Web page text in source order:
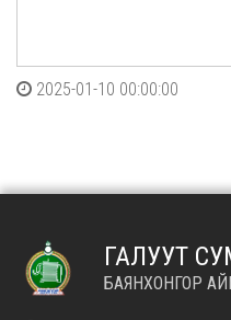
2025-01-10 00:00:00
ГАЛУУТ
БАЯНХОНГОР